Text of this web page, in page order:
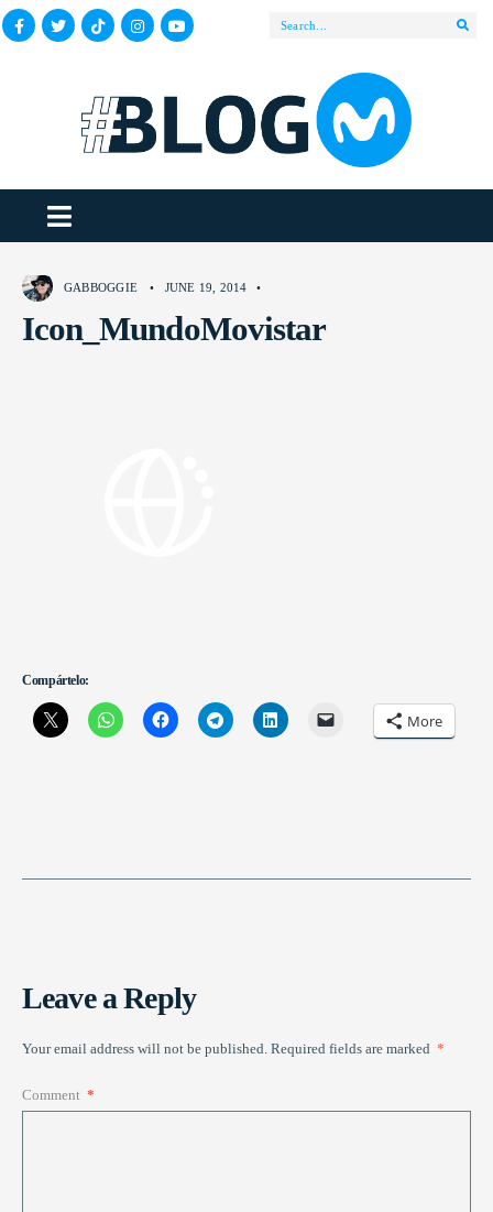
GABBOGGIE • JUNE 19, 2014 •
Icon_MundoMovistar
Compártelo:
More
Leave a Reply
Your email address will not be published. Required fields are marked *
Comment *